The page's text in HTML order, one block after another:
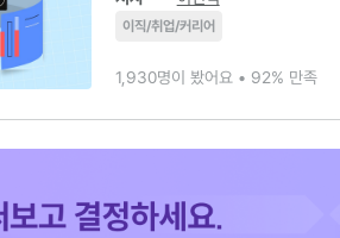
이직/취업/커리어
1,930명이 봤어요 • 92% 만족